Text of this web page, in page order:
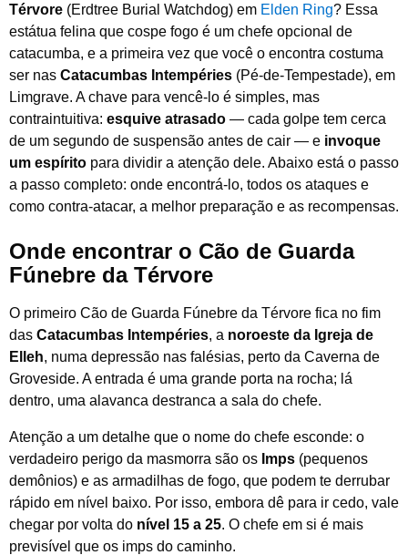
Térvore (Erdtree Burial Watchdog) em Elden Ring? Essa
estátua felina que cospe fogo é um chefe opcional de
catacumba, e a primeira vez que você o encontra costuma
ser nas Catacumbas Intempéries (Pé-de-Tempestade), em
Limgrave. A chave para vencê-lo é simples, mas
contraintuitiva: esquive atrasado — cada golpe tem cerca
de um segundo de suspensão antes de cair — e invoque
um espírito para dividir a atenção dele. Abaixo está o passo
a passo completo: onde encontrá-lo, todos os ataques e
como contra-atacar, a melhor preparação e as recompensas.
Onde encontrar o Cão de Guarda
Fúnebre da Térvore
O primeiro Cão de Guarda Fúnebre da Térvore fica no fim
das Catacumbas Intempéries, a noroeste da Igreja de
Elleh, numa depressão nas falésias, perto da Caverna de
Groveside. A entrada é uma grande porta na rocha; lá
dentro, uma alavanca destranca a sala do chefe.
Atenção a um detalhe que o nome do chefe esconde: o
verdadeiro perigo da masmorra são os Imps (pequenos
demônios) e as armadilhas de fogo, que podem te derrubar
rápido em nível baixo. Por isso, embora dê para ir cedo, vale
chegar por volta do nível 15 a 25. O chefe em si é mais
previsível que os imps do caminho.